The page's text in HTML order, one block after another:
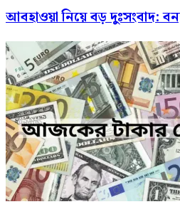
আবহাওয়া নিয়ে বড় দুঃসংবাদ: